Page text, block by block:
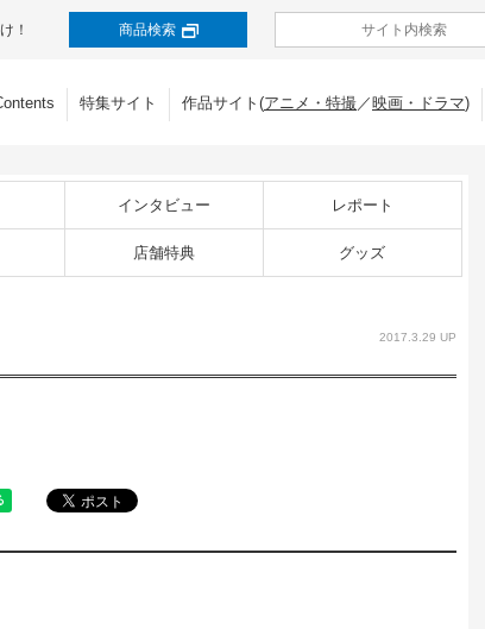
！ 商品検索
特集サイト 作品サイト(アニメ・特撮／映画・ドラマ)
インタビュー レポート
店舗特典 グッズ
2017.3.29 UP